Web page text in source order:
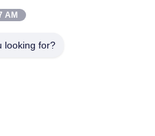
sinternder Ofen-Clay
AM
looking for?